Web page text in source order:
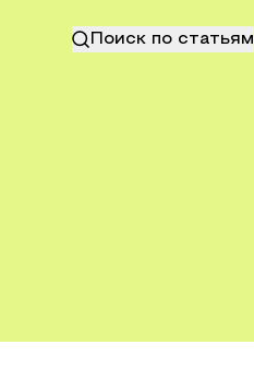
Поиск по статьям